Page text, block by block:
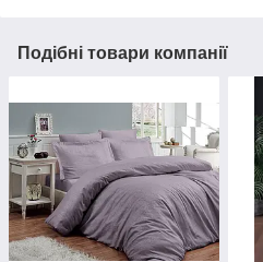
Подібні товари компанії